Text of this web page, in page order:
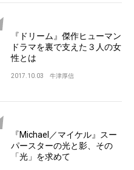
『ドリーム』傑作ヒューマン
ドラマを裏で支えた３人の女
性とは
2017.10.03 牛津厚信
『Michael／マイケル』スー
パースターの光と影、その
「光」を求めて